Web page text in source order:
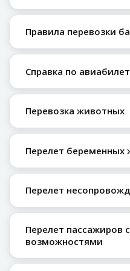
Правила перевозки
Справка по
Перевозка животных
Перелет беременных
Перелет
Перелет пассажиров
возможностями